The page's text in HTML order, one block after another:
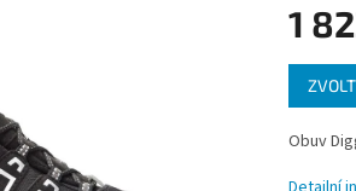
1
Měrná
cena:
Obuv